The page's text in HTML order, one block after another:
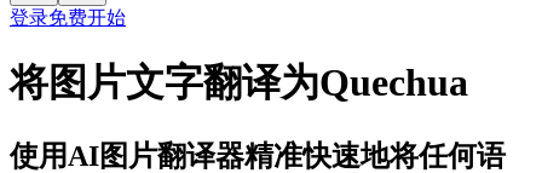
登录免费开始
将图片文字翻译为Quechua
使用AI图片翻译器精准快速地将任何语